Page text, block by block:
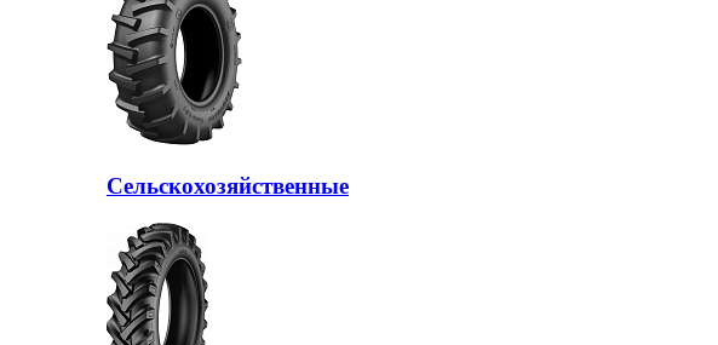
Сельскохозяйственные